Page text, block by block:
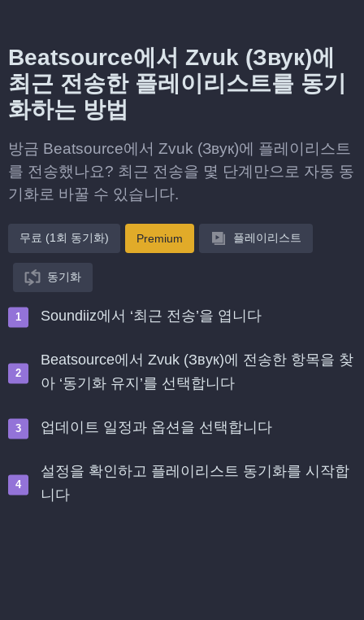
Beatsource에서 Zvuk (Звук)에
최근 전송한 플레이리스트를 동기
화하는 방법
방금 Beatsource에서 Zvuk (Звук)에 플레이리스트
를 전송했나요? 최근 전송을 몇 단계만으로 자동 동
기화로 바꿀 수 있습니다.
무료 (1회 동기화) Premium 플레이리스트
동기화
Soundiiz에서 ‘최근 전송’을 엽니다
Beatsource에서 Zvuk (Звук)에 전송한 항목을 찾
아 ‘동기화 유지’를 선택합니다
업데이트 일정과 옵션을 선택합니다
설정을 확인하고 플레이리스트 동기화를 시작합
니다